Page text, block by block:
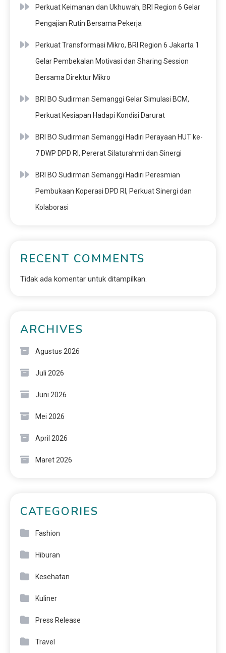
Perkuat Keimanan dan Ukhuwah, BRI Region 6 Gelar
Pengajian Rutin Bersama Pekerja
Perkuat Transformasi Mikro, BRI Region 6 Jakarta 1
Gelar Pembekalan Motivasi dan Sharing Session
Bersama Direktur Mikro
BRI BO Sudirman Semanggi Gelar Simulasi BCM,
Perkuat Kesiapan Hadapi Kondisi Darurat
BRI BO Sudirman Semanggi Hadiri Perayaan HUT ke-
7 DWP DPD RI, Pererat Silaturahmi dan Sinergi
BRI BO Sudirman Semanggi Hadiri Peresmian
Pembukaan Koperasi DPD RI, Perkuat Sinergi dan
Kolaborasi
RECENT COMMENTS
Tidak ada komentar untuk ditampilkan.
ARCHIVES
Agustus 2026
Juli 2026
Juni 2026
Mei 2026
April 2026
Maret 2026
CATEGORIES
Fashion
Hiburan
Kesehatan
Kuliner
Press Release
Travel